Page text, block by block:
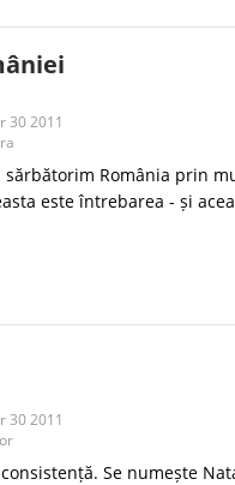
30 2011
sărbătorim România prin
este întrebarea - și
30 2011
Se numește